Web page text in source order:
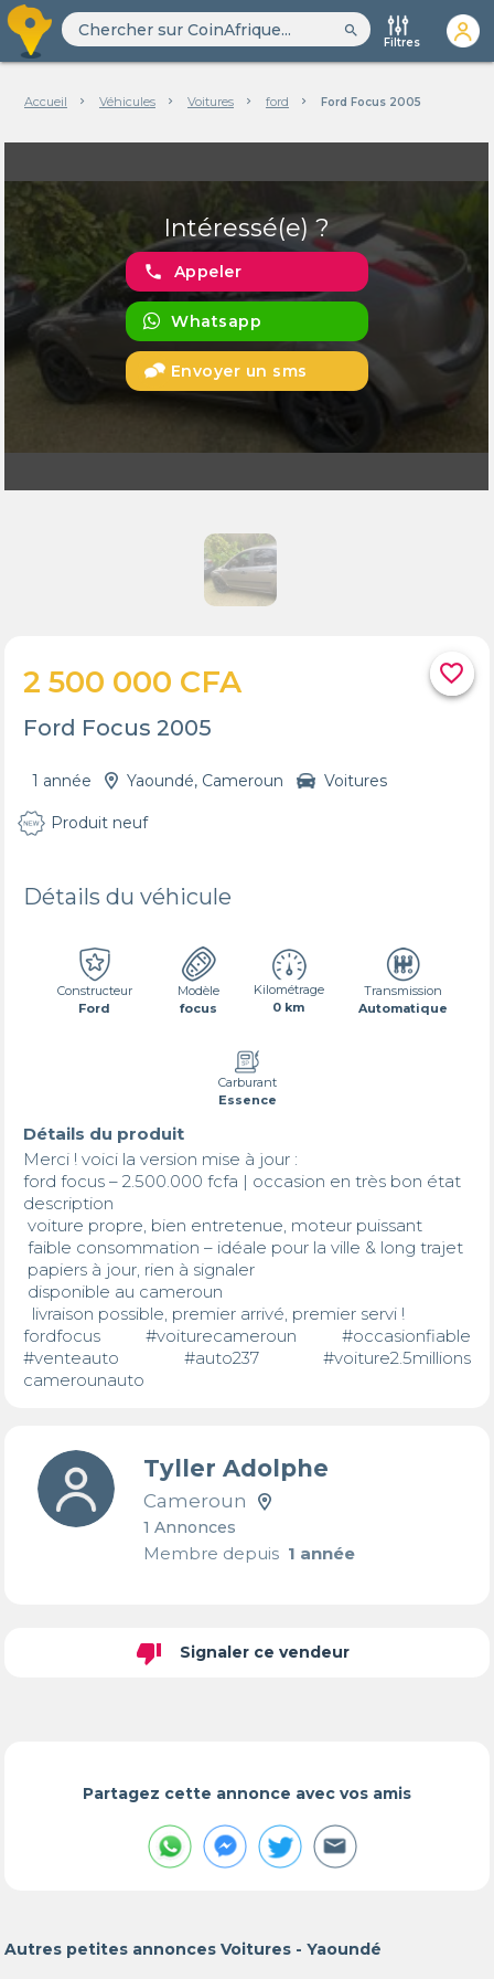
search
Filtres
Accueil Véhicules Voitures ford Ford Focus 2005
Intéressé(e) ?
phone Appeler
Whatsapp
Envoyer un sms
favorite_border
2 500 000 CFA
Ford Focus 2005
1 année Yaoundé, Cameroun Voitures
Produit neuf
Détails du véhicule
Constructeur
Ford
Modèle
focus
Kilométrage
0 km
Transmission
Automatique
Carburant
Essence
Détails du produit
Merci ! voici la version mise à jour :
ford focus – 2.500.000 fcfa | occasion en très bon état
description
fordfocus #voiturecameroun #occasionfiable
#venteauto #auto237 #voiture2.5millions
camerounauto
Tyller Adolphe
Cameroun
1 Annonces
Membre depuis1 année
thumb_down Signaler ce vendeur
Partagez cette annonce avec vos amis
Autres petites annonces Voitures - Yaoundé